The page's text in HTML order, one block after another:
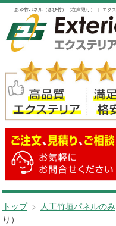
あや竹パネル（さび竹）（在庫限り） ｜ エク
トップ > 人工竹垣パネルのみ
り）